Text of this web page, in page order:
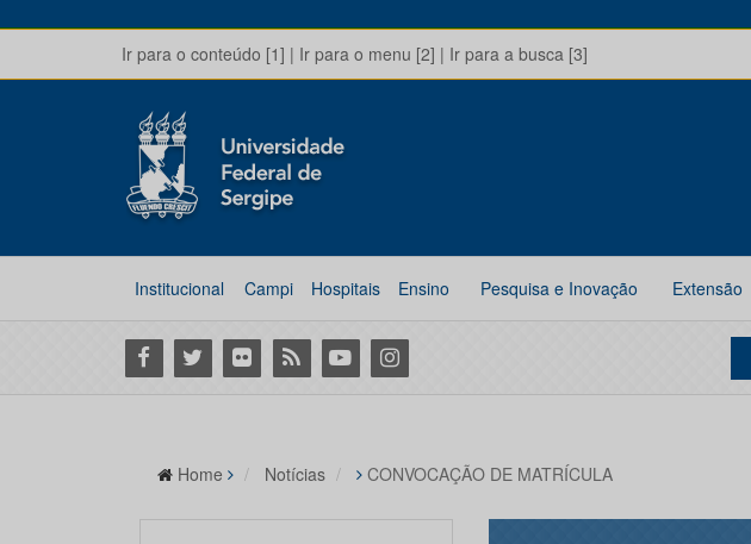
Ir para o conteúdo [1] | Ir para o menu [2] | Ir para a busca [3]
Institucional Campi Hospitais Ensino Pesquisa e Inovação Extensão
Facebook
Twitter Flickr RSS YoutubeInstagram
Home Notícias CONVOCAÇÃO DE MATRÍCULA